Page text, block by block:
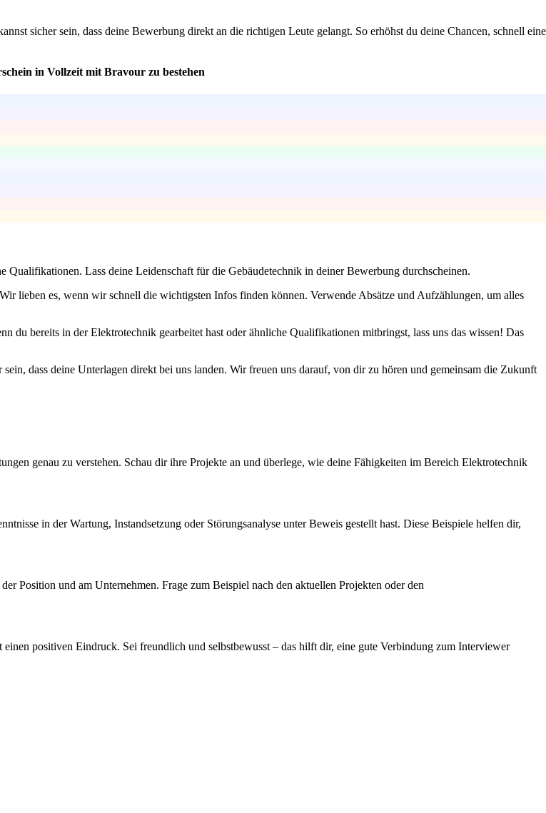
sicher sein, dass deine Bewerbung direkt an die richtigen Leute gelangt. So erhöhst du deine Chancen, schnell eine
in Vollzeit mit Bravour zu bestehen
Lass deine Leidenschaft für die Gebäudetechnik in deiner Bewerbung durchscheinen.
lieben es, wenn wir schnell die wichtigsten Infos finden können. Verwende Absätze und Aufzählungen, um alles
du bereits in der Elektrotechnik gearbeitet hast oder ähnliche Qualifikationen mitbringst, lass uns das wissen! Das
dass deine Unterlagen direkt bei uns landen. Wir freuen uns darauf, von dir zu hören und gemeinsam die Zukunft
genau zu verstehen. Schau dir ihre Projekte an und überlege, wie deine Fähigkeiten im Bereich Elektrotechnik
in der Wartung, Instandsetzung oder Störungsanalyse unter Beweis gestellt hast. Diese Beispiele helfen dir,
Position und am Unternehmen. Frage zum Beispiel nach den aktuellen Projekten oder den
positiven Eindruck. Sei freundlich und selbstbewusst – das hilft dir, eine gute Verbindung zum Interviewer